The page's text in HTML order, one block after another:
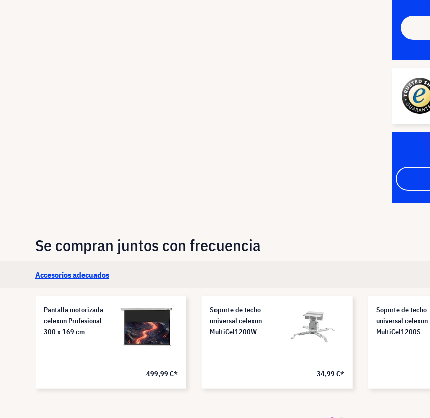
Se compran juntos con frecuencia
Accesorios adecuados
Pantalla motorizada
celexon Profesional
300 x 169 cm
499,99 €*
Soporte de techo
universal celexon
MultiCel1200W
34,99 €*
Soporte de techo
universal celexon
MultiCel1200S